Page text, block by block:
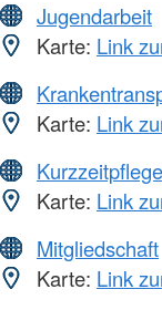
Jugendarbeit
Karte: Link
Karte: Link
Kurzzeitpflege
Karte: Link
Mitgliedschaft
Karte: Link